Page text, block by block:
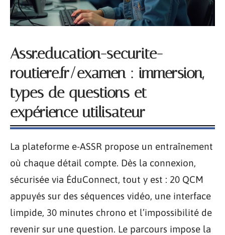
Assr.education-securite-
routiere.fr/examen : immersion,
types de questions et
expérience utilisateur
La plateforme e-ASSR propose un entraînement
où chaque détail compte. Dès la connexion,
sécurisée via ÉduConnect, tout y est : 20 QCM
appuyés sur des séquences vidéo, une interface
limpide, 30 minutes chrono et l’impossibilité de
revenir sur une question. Le parcours impose la